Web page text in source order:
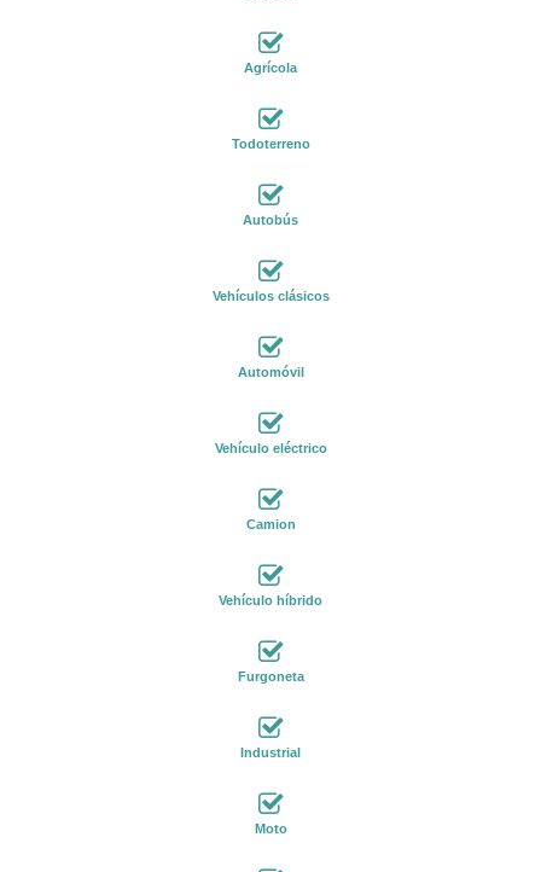
Agrícola
Todoterreno
Autobús
Vehículos clásicos
Automóvil
Vehículo eléctrico
Camion
Vehículo híbrido
Furgoneta
Industrial
Moto